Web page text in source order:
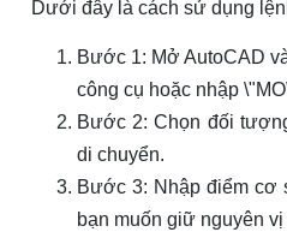
Dưới đây là cách sử dụng
Bước 1: Mở AutoCAD
công cụ hoặc nhập
Bước 2: Chọn đối
di chuyển.
Bước 3: Nhập điểm cơ
bạn muốn giữ nguyên vị